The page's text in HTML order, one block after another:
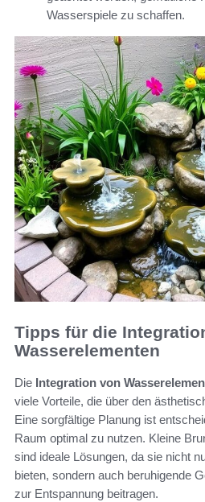
Wasserspiele zu schaffen.
Tipps für die
Wasserelementen
Die Integration von
viele Vorteile, die über den
Eine sorgfältige Planung ist
Raum optimal zu nutzen. Kleine
sind ideale Lösungen, da sie nicht
bieten, sondern auch beruhigende
zur Entspannung beitragen.